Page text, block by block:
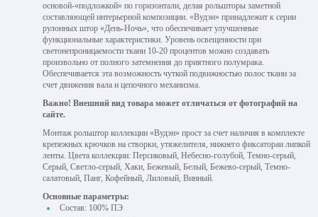
основой-«подложкой» по горизонтали, делая рольшторы заметной
составляющей интерьерной композиции. «Вудэн» принадлежит к серии
рулонных штор «День-Ночь», что обеспечивает улучшенные
функциональные характеристики. Уровень освещенности при
светонепроницаемости ткани 10-20 процентов можно создавать
произвольно от полного затемнения до приятного полумрака.
Обеспечивается эта возможность чуткой подвижностью полос ткани за
счет движения вала и цепочного механизма.
Важно! Внешний вид товара может отличаться от фотографий на
сайте.
Монтаж рольштор коллекции «Вудэн» прост за счет наличия в комплекте
крепежных крючков на створки, утяжелителя, нижнего фиксатораи липкой
ленты. Цвета коллекции: Персиковый, Небесно-голубой, Темно-серый,
Серый, Светло-серый, Хаки, Бежевый, Белый, Бежево-серый, Темно-
салатовый, Панг, Кофейный, Лиловый, Винный.
Основные параметры:
Состав: 100% ПЭ